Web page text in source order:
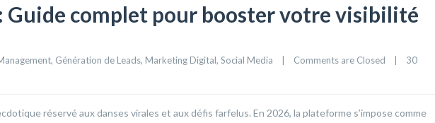
Guide complet pour booster votre visibilité
, Génération de Leads, Marketing Digital, Social Media Comments are Closed
30
réservé aux danses virales et aux défis farfelus. En 2026, la plateforme s’impose comme